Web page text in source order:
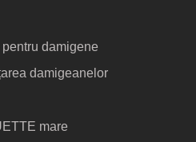
damigene
damigeanelor
mare